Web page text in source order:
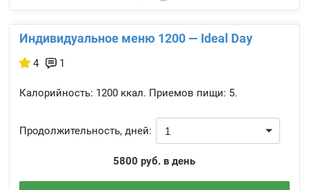
Индивидуальное меню 1200 — Ideal Day
4 1
Калорийность: 1200 ккал. Приемов пищи: 5.
Продолжительность, дней:
5800 руб. в день